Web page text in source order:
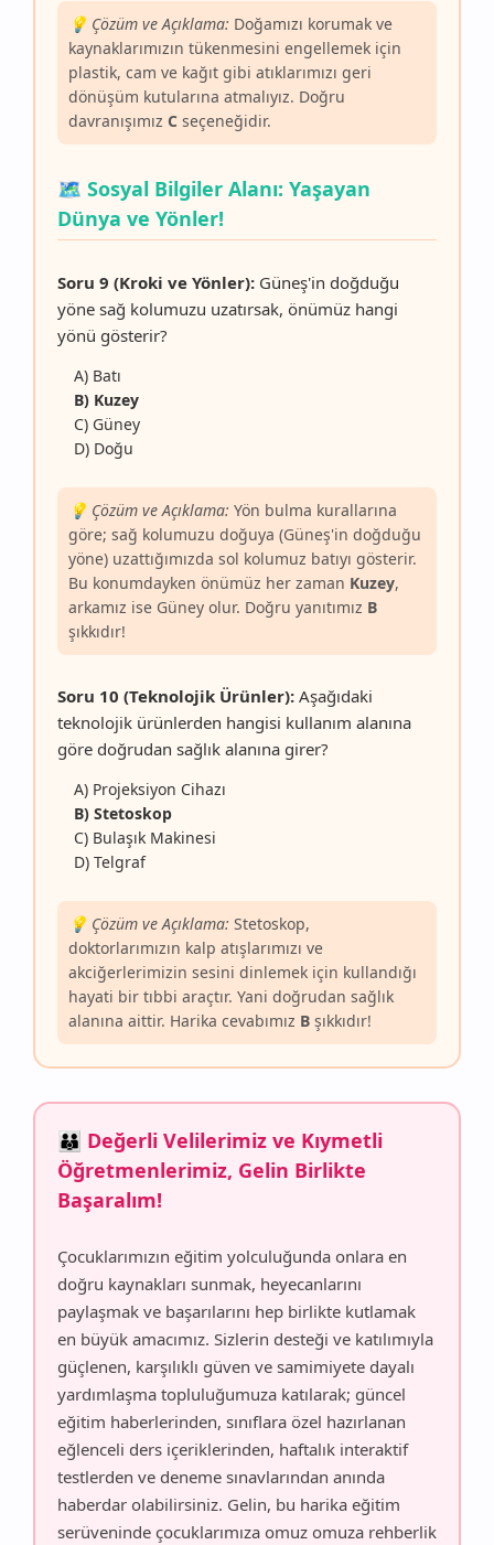
💡 Çözüm ve Açıklama: Doğamızı korumak ve
kaynaklarımızın tükenmesini engellemek için
plastik, cam ve kağıt gibi atıklarımızı geri
dönüşüm kutularına atmalıyız. Doğru
davranışımız C seçeneğidir.
🗺️ Sosyal Bilgiler Alanı: Yaşayan
Dünya ve Yönler!
Soru 9 (Kroki ve Yönler): Güneş'in doğduğu
yöne sağ kolumuzu uzatırsak, önümüz hangi
yönü gösterir?
A) Batı
B) Kuzey
C) Güney
D) Doğu
💡 Çözüm ve Açıklama: Yön bulma kurallarına
göre; sağ kolumuzu doğuya (Güneş'in doğduğu
yöne) uzattığımızda sol kolumuz batıyı gösterir.
Bu konumdayken önümüz her zaman Kuzey,
arkamız ise Güney olur. Doğru yanıtımız B
şıkkıdır!
Soru 10 (Teknolojik Ürünler): Aşağıdaki
teknolojik ürünlerden hangisi kullanım alanına
göre doğrudan sağlık alanına girer?
A) Projeksiyon Cihazı
B) Stetoskop
C) Bulaşık Makinesi
D) Telgraf
💡 Çözüm ve Açıklama: Stetoskop,
doktorlarımızın kalp atışlarımızı ve
akciğerlerimizin sesini dinlemek için kullandığı
hayati bir tıbbi araçtır. Yani doğrudan sağlık
alanına aittir. Harika cevabımız B şıkkıdır!
👪 Değerli Velilerimiz ve Kıymetli
Öğretmenlerimiz, Gelin Birlikte
Başaralım!
Çocuklarımızın eğitim yolculuğunda onlara en
doğru kaynakları sunmak, heyecanlarını
paylaşmak ve başarılarını hep birlikte kutlamak
en büyük amacımız. Sizlerin desteği ve katılımıyla
güçlenen, karşılıklı güven ve samimiyete dayalı
yardımlaşma topluluğumuza katılarak; güncel
eğitim haberlerinden, sınıflara özel hazırlanan
eğlenceli ders içeriklerinden, haftalık interaktif
testlerden ve deneme sınavlarından anında
haberdar olabilirsiniz. Gelin, bu harika eğitim
serüveninde çocuklarımıza omuz omuza rehberlik